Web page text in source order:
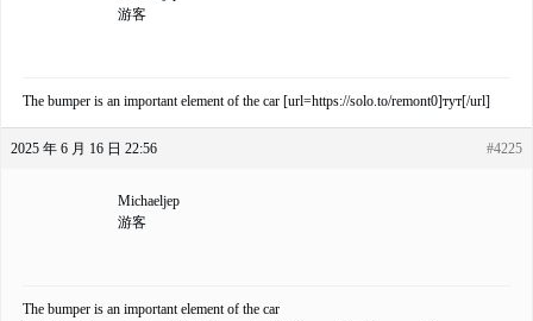
游客
The bumper is an important element of the car [url=https://solo.to/remont0]тут[/url]
2025 年 6 月 16 日 22:56 #4225
Michaeljep
游客
The bumper is an important element of the car